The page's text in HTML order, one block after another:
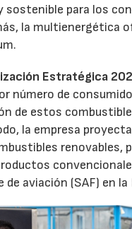
para los
la multienergética
Estratégica
número de
de estos
la empresa
renovables,
aviación (SAF) en la